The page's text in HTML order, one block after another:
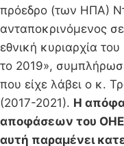
πρόεδρο (των ΗΠΑ)
ανταποκρινόμενος
εθνική κυριαρχία
το 2019»,
που είχε λάβει ο κ.
(2017-2021). Η
αποφάσεων του ΟΗΕ,
αυτή παραμένει